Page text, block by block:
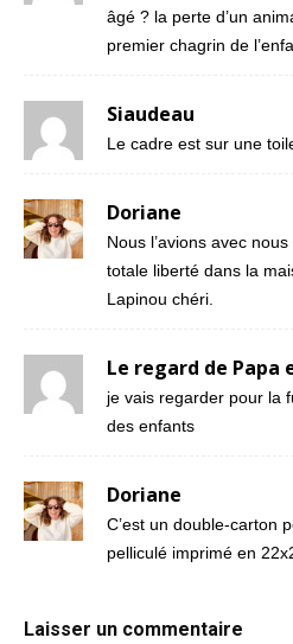
âgé ? la perte d’un
premier chagrin de
Siaudeau
Le cadre est sur une
Doriane
Nous l’avions avec
totale liberté dans la
Lapinou chéri.
Le regard de Papa
je vais regarder pour la
des enfants
Doriane
C’est un double-carton
pelliculé imprimé en
Laisser un commentaire